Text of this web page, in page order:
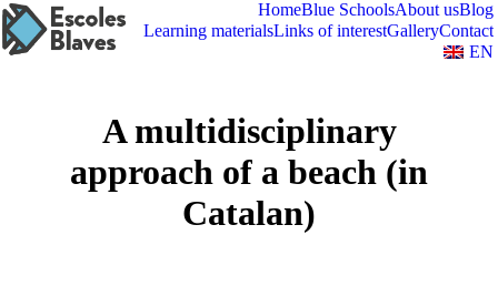
HomeBlue SchoolsAbout usBlog
Learning materialsLinks of interestGalleryContact
EN
A multidisciplinary
approach of a beach (in
Catalan)